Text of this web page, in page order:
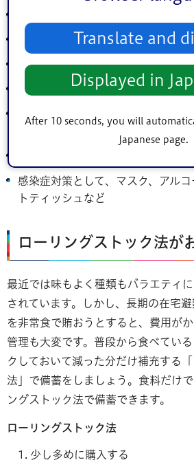
Translate and
Displayed in
After 10 seconds, you will
Japanese page.
普段から服用している薬
女性のためのものとして、生理用
乳幼児・高齢者・体の不自由な方
感染症対策として、マスク、アル
トティッシュなど
ローリングストック法が
最近では味もよく種類もバラエティ
されています。しかし、長期の在宅
を非常食で賄おうとすると、費用が
管理も大変です。普段から食べてい
クしておいて減った分だけ補充する
法」で備蓄をしましょう。食料だけ
ングストック法で備蓄できます。
ローリングストック法
少し多めに購入する